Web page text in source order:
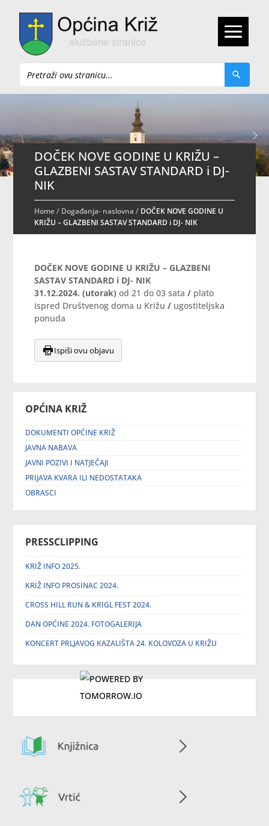
Pretraži
OPĆINA KRIŽ
DOKUMENTI OPĆINE KRIŽ
JAVNA NABAVA
JAVNI POZIVI I NATJEČAJI
PRIJAVA KVARA ILI NEDOSTATAKA
OBRASCI
PRESSCLIPPING
KRIŽ INFO 2025.
KRIŽ INFO PROSINAC 2024.
CROSS HILL RUN & KRIGL FEST 2024.
DAN OPĆINE 2024. FOTOGALERIJA
KONCERT PRLJAVOG KAZALIŠTA 24. KOLOVOZA U KRIŽU
DOČEK NOVE GODINE U KRIŽU –
GLAZBENI SASTAV STANDARD i DJ-
NIK
Home/ Događanja- naslovna / DOČEK NOVE GODINE U
KRIŽU – GLAZBENI SASTAV STANDARD i DJ- NIK
DOČEK NOVE GODINE U KRIŽU – GLAZBENI
SASTAV STANDARD i DJ- NIK
31.12.2024. (utorak) od 21 do 03 sata/ plato
ispred Društvenog doma u Križu/ ugostiteljska
ponuda
Ispiši ovu objavu